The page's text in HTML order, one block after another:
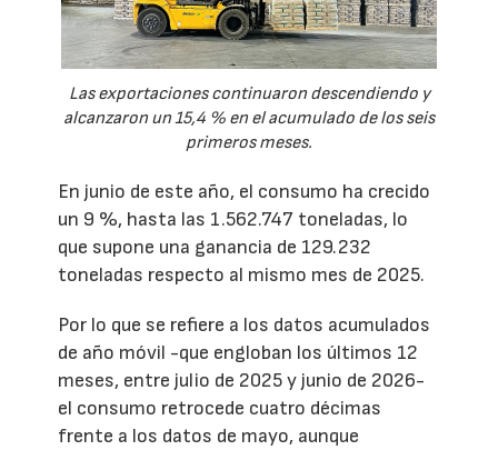
Las exportaciones continuaron descendiendo y
alcanzaron un 15,4 % en el acumulado de los seis
primeros meses.
En junio de este año, el consumo ha crecido
un 9 %, hasta las 1.562.747 toneladas, lo
que supone una ganancia de 129.232
toneladas respecto al mismo mes de 2025.
Por lo que se refiere a los datos acumulados
de año móvil -que engloban los últimos 12
meses, entre julio de 2025 y junio de 2026-
el consumo retrocede cuatro décimas
frente a los datos de mayo, aunque